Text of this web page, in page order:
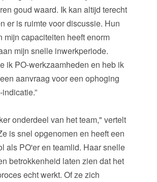
goud waard. Ik kan altijd terecht
er is ruimte voor discussie. Hun
mijn capaciteiten heeft enorm
mijn snelle inwerkperiode.
ik PO-werkzaamheden en heb ik
aanvraag voor een ophoging
onderdeel van het team," vertelt
is snel opgenomen en heeft een
als PO'er en teamlid. Haar snelle
betrokkenheid laten zien dat het
echt werkt. Of ze zich